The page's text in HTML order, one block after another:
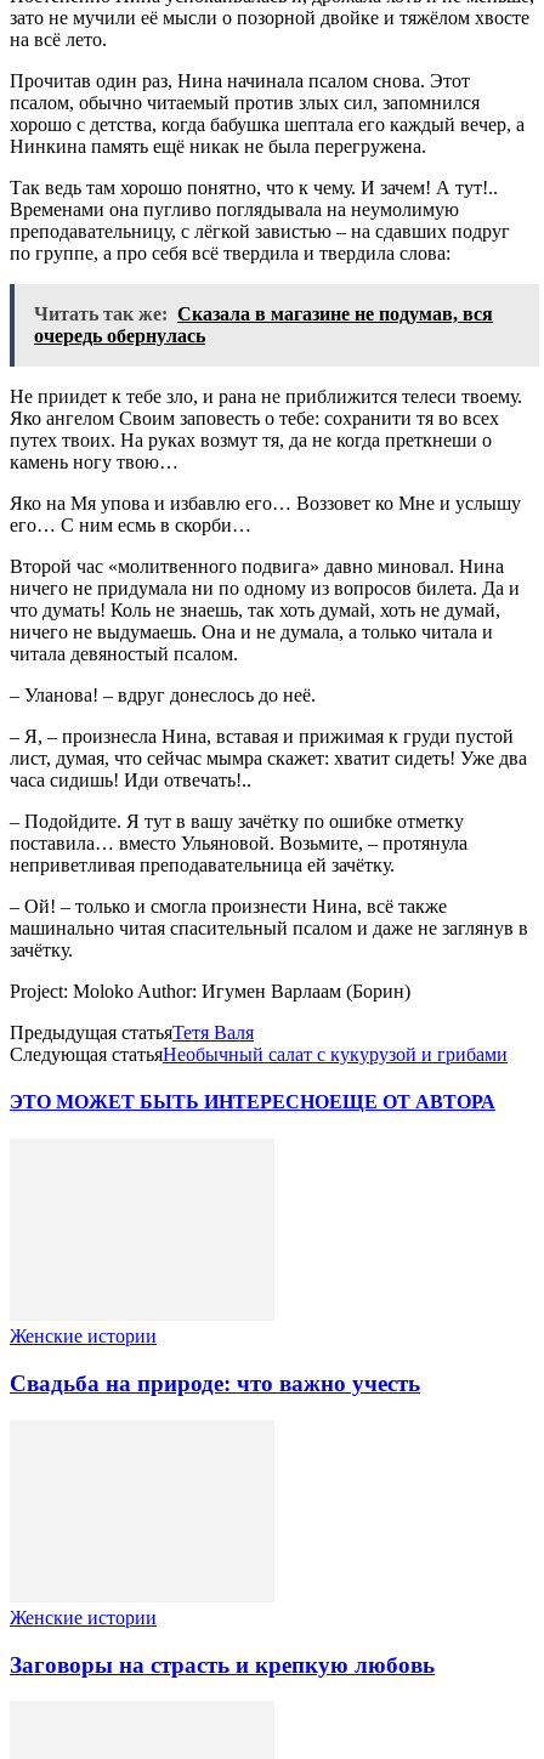
зато не мучили её мысли о позорной двойке и тяжёлом хвосте
на всё лето.
Прочитав один раз, Нина начинала псалом снова. Этот
псалом, обычно читаемый против злых сил, запомнился
хорошо с детства, когда бабушка шептала его каждый вечер, а
Нинкина память ещё никак не была перегружена.
Так ведь там хорошо понятно, что к чему. И зачем! А тут!..
Временами она пугливо поглядывала на неумолимую
преподавательницу, с лёгкой завистью – на сдавших подруг
по группе, а про себя всё твердила и твердила слова:
Читать так же: Сказала в магазине не подумав, вся
очередь обернулась
Не приидет к тебе зло, и рана не приближится телеси твоему.
Яко ангелом Своим заповесть о тебе: сохранити тя во всех
путех твоих. На руках возмут тя, да не когда преткнеши о
камень ногу твою…
Яко на Мя упова и избавлю его… Воззовет ко Мне и услышу
его… С ним есмь в скорби…
Второй час «молитвенного подвига» давно миновал. Нина
ничего не придумала ни по одному из вопросов билета. Да и
что думать! Коль не знаешь, так хоть думай, хоть не думай,
ничего не выдумаешь. Она и не думала, а только читала и
читала девяностый псалом.
– Уланова! – вдруг донеслось до неё.
– Я, – произнесла Нина, вставая и прижимая к груди пустой
лист, думая, что сейчас мымра скажет: хватит сидеть! Уже два
часа сидишь! Иди отвечать!..
– Подойдите. Я тут в вашу зачётку по ошибке отметку
поставила… вместо Ульяновой. Возьмите, – протянула
неприветливая преподавательница ей зачётку.
– Ой! – только и смогла произнести Нина, всё также
машинально читая спасительный псалом и даже не заглянув в
зачётку.
Project: Moloko Author: Игумен Варлаам (Борин)
Предыдущая статьяТетя Валя
Следующая статьяНеобычный салат с кукурузой и грибами
ЭТО МОЖЕТ БЫТЬ ИНТЕРЕСНОЕЩЕ ОТ АВТОРА
Женские истории
Свадьба на природе: что важно учесть
Женские истории
Заговоры на страсть и крепкую любовь